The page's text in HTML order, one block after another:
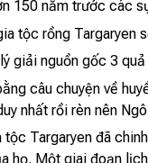
150 năm trước các
tộc rồng Targaryen
giải nguồn gốc 3
câu chuyện về
nhất rồi rèn nên
tộc Targaryen đã
họ. Một giai đoạn